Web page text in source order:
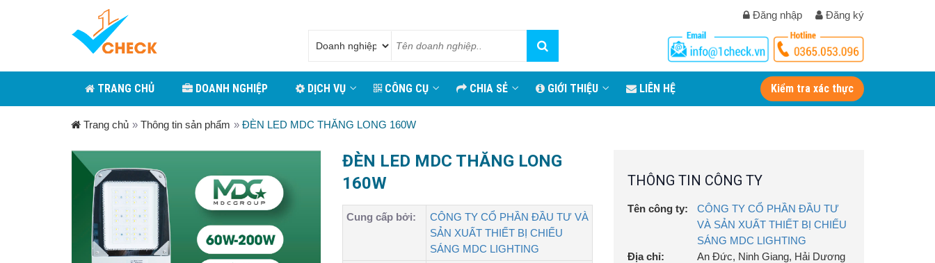
Đăng nhập Đăng ký
TRANG CHỦ DOANH NGHIỆP DỊCH VỤ CÔNG CỤ CHIA SẺ GIỚI THIỆU LIÊN HỆ Kiểm tra xác thực
Trang chủ » Thông tin sản phẩm » ĐÈN LED MDC THĂNG LONG 160W
ĐÈN LED MDC THĂNG LONG
160W
Cung cấp bởi:
CÔNG TY CỔ PHẦN ĐẦU TƯ VÀ
SẢN XUẤT THIẾT BỊ CHIẾU
SÁNG MDC LIGHTING
THÔNG TIN CÔNG TY
Tên công ty:
CÔNG TY CỔ PHẦN ĐẦU TƯ
VÀ SẢN XUẤT THIẾT BỊ CHIẾU
SÁNG MDC LIGHTING
Địa chỉ:
An Đức, Ninh Giang, Hải Dương